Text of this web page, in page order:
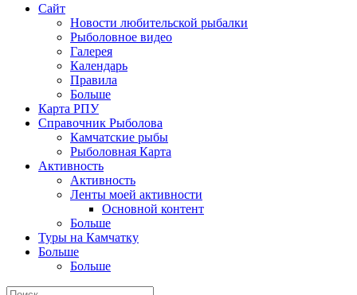
Сайт
Новости любительской рыбалки
Рыболовное видео
Галерея
Календарь
Правила
Больше
Карта РПУ
Справочник Рыболова
Камчатские рыбы
Рыболовная Карта
Активность
Активность
Ленты моей активности
Основной контент
Больше
Туры на Камчатку
Больше
Больше